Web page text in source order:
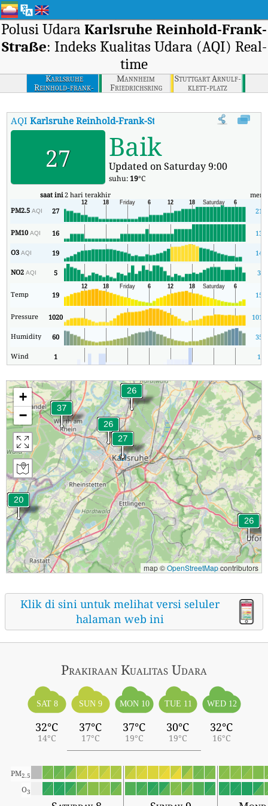
Polusi Udara Karlsruhe Reinhold-Frank-
Straße: Indeks Kualitas Udara (AQI) Real-
time
Karlsruhe
Reinhold-frank-
strasse
Mannheim
Friedrichsring
Stuttgart Arnulf-
klett-platz
AQIKarlsruhe Reinhold-Frank-Straße Indeks Kualitas Udara
27 Baik
Updated on Saturday 9:00
suhu: 19°C
saat ini2 hari terakhir
PM2.5AQI 27 21
PM10AQI 16 13
O3AQI 19 14
NO2AQI 5 3
Temp 19 15
Pressure 1020 1018
Humidity 60 35
Wind 1 1
+
−
map ©OpenStreetMapcontributors
Klik di sini untuk melihat versi seluler
halaman web ini
Prakiraan Kualitas Udara
SAT 8
32°C
14°C
SUN 9
37°C
17°C
MON 10
37°C
19°C
TUE 11
30°C
19°C
WED 12
32°C
16°C
PM2.5
O3